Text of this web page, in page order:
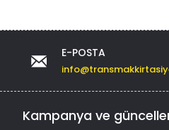
E-POSTA
Kampanya ve